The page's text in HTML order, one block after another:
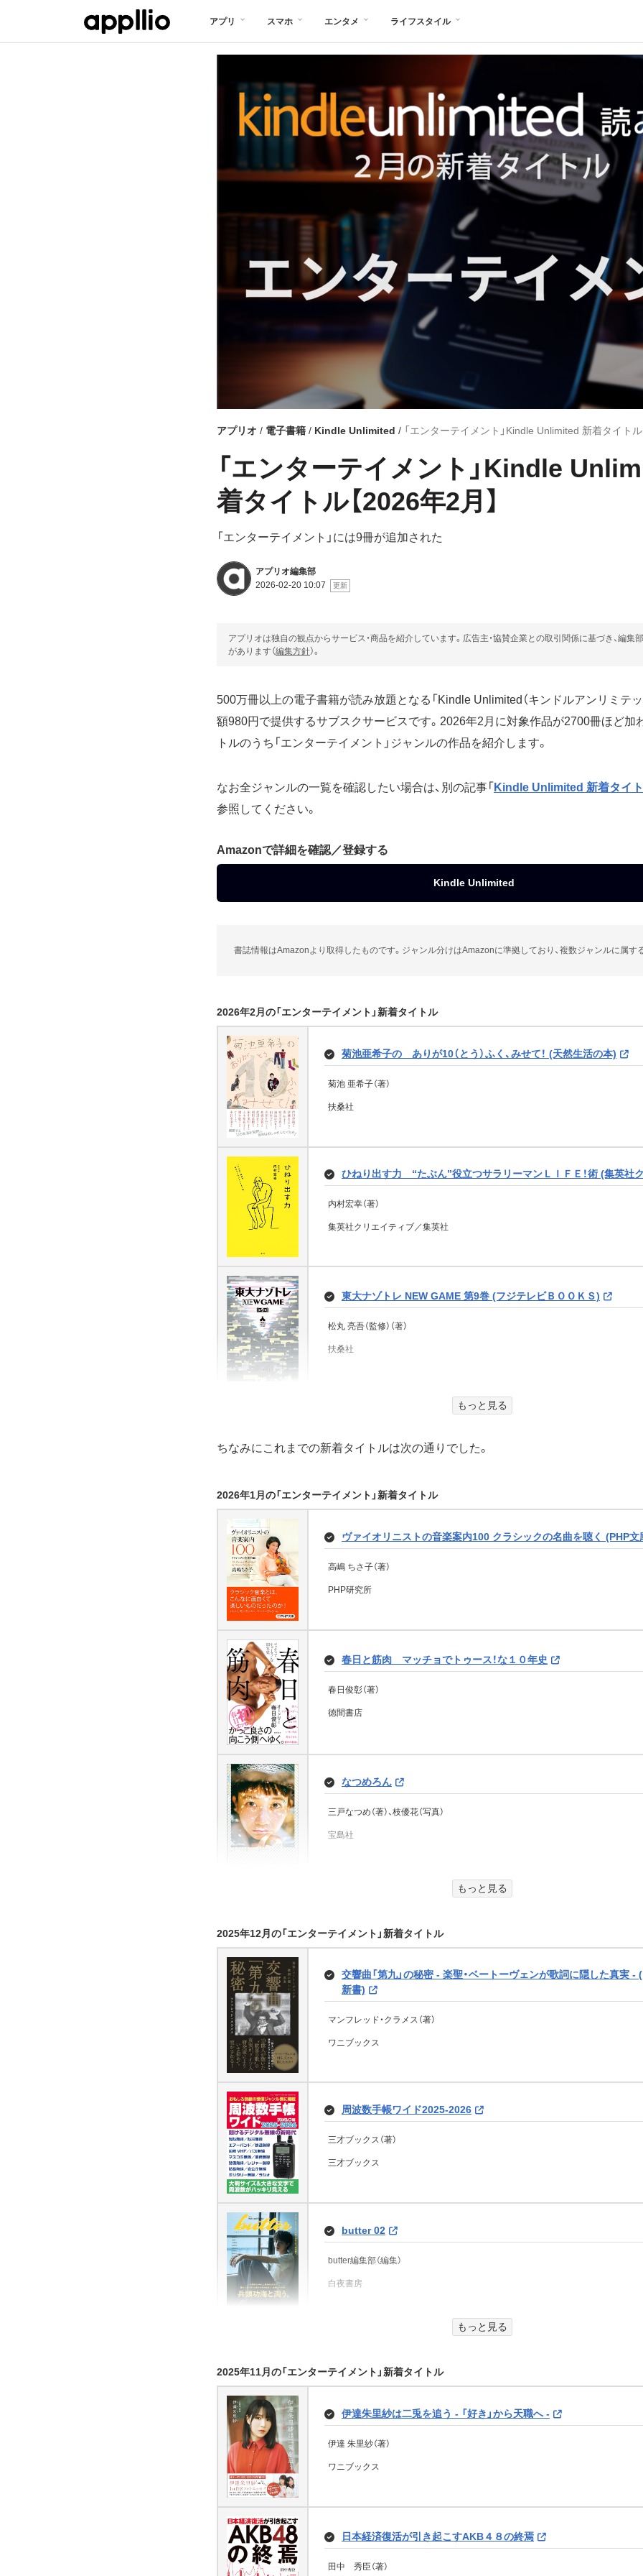
アプリ スマホ エンタメ ライフスタイル
アプリオ 電子書籍 Kindle Unlimited 「エンターテイメント」Kindle Unlimited 新着タイトル
「エンターテイメント」Kindle
着タイトル【2026年2月】
「エンターテイメント」には9冊が追加された
アプリオ編集部
2026-02-20 10:07
アプリオは独自の観点からサービス・商品を紹介しています。広告主・協賛企業との取引関係に基づき、編集
があります（編集方針）。
500万冊以上の電子書籍が読み放題となる「Kindle Unlimited（キンドルアンリミテッ
額980円で提供するサブスクサービスです。2026年2月に対象作品が2700冊ほど加
トルのうち「エンターテイメント」ジャンルの作品を紹介します。
なお全ジャンルの一覧を確認したい場合は、別の記事「 Kindle Unlimited 新着タイト
参照してください。
Amazonで詳細を確認／登録する
Kindle Unlimited
書誌情報はAmazonより取得したものです。ジャンル分けはAmazonに準拠しており、複数ジャンルに属す
2026年2月の「エンターテイメント」新着タイトル
菊池亜希子の ありが10（とう）ふく、みせて！ (天然生活の本)
菊池 亜希子（著）
扶桑社
ひねり出す力 “たぶん”役立つサラリーマンＬＩＦＥ！術 (集英社
内村宏幸（著）
集英社クリエイティブ／集英社
東大ナゾトレ NEW GAME 第9巻 (フジテレビＢＯＯＫＳ)
松丸 亮吾（監修）（著）
扶桑社
次、どこ行く？ 星野リゾートをめぐる母娘旅 (扶桑社ＢＯＯＫＳ)
中村 江里子（著）
ブリタニキュス
ラシーヌ（著）、安堂信也（翻訳）
グーテンベルク２１
扶桑社
フィギュアスケートLife Extra「華麗なるスケート衣装の世界VI」 (
フィギュアスケートＬｉｆｅ（編集）
扶桑社
もっと見る
ちなみにこれまでの新着タイトルは次の通りでした。
2026年1月の「エンターテイメント」新着タイトル
ヴァイオリニストの音楽案内100 クラシックの名曲を聴く (PHP文
高嶋 ちさ子（著）
PHP研究所
春日と筋肉 マッチョでトゥース！な１０年史
春日俊彰（著）
徳間書店
なつめろん
三戸なつめ（著）、枝優花（写真）
宝島社
財前直見（著）
DIGVII vol.2
主婦と生活社（編集）
フジコ・ヘミング（著）
直見工房 (TJMOOK)
斎藤 明美（著）
扶桑社
DIGVII
もっと見る
2025年12月の「エンターテイメント」新着タイトル
交響曲「第九」の秘密 - 楽聖・ベートーヴェンが歌詞に隠した真実 -
新書)
マンフレッド・クラメス（著）
ワニブックス
周波数手帳ワイド2025-2026
三才ブックス（著）
三才ブックス
butter 02
butter編集部（編集）
白夜書房
blue THE Stage編集部（編集）
華流ドラマガイドVol.9 (コスミックムック)
もっと見る
2025年11月の「エンターテイメント」新着タイトル
伊達朱里紗は二兎を追う - 「好き」から天職へ -
伊達 朱里紗（著）
ワニブックス
日本経済復活が引き起こすAKB４８の終焉
田中 秀臣（著）